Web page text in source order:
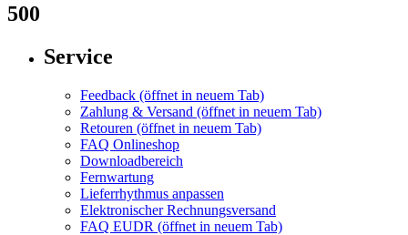
500
Service
Feedback (öffnet in neuem Tab)
Zahlung & Versand (öffnet in neuem Tab)
Retouren (öffnet in neuem Tab)
FAQ Onlineshop
Downloadbereich
Fernwartung
Lieferrhythmus anpassen
Elektronischer Rechnungsversand
FAQ EUDR (öffnet in neuem Tab)